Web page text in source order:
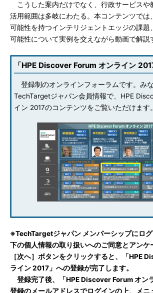
こうした案内だけでなく、行政サービスや
活用範囲は多岐にわたる。本コンテンツでは
可能性を持つインテリジェントエッジの課題
可能性について実例を交えながら動画で解説
「HPE Discover Forum オンライン
登録制のオンラインフォーラムです。み
TechTargetジャパン会員情報で、HPE
イン 2017のコンテンツをご覧いただけます。
※TechTargetジャパン メンバーシップにロ
下の個人情報の取り扱いへのご同意とアンケ
［次へ］ボタンをクリックすると、「HPE
ライン 2017」への登録が完了します。
登録完了後、「HPE Discover Forum オン
登録のメールアドレスでログインの上、メニ